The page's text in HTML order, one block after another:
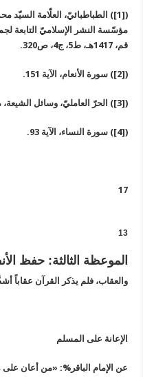
([1]) الطباطبائيّ، العلّامة
مؤسّسة النشر الإسلاميّ التابعة
قم، 1417هـ، ط5، ج4، ص320.
([2]) سورة الأنعام، الآية 151.
([3]) الحرّ العامليّ، وسائل الشيعة، مصدر سابق، ج29، ص13.
([4]) سورة النساء، الآية 93.
17
13
الموعظة الثالثة: حفظ
والعقاب، فلم يذكر القرآن عقاباً
الإعانة على المسلم
عن الإمام الباقر%: «من أعان